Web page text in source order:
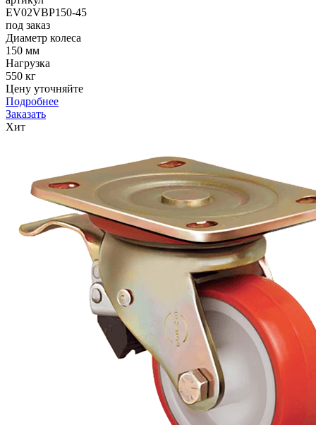
EV02VBP150-45
под заказ
Диаметр колеса
150 мм
Нагрузка
550 кг
Цену уточняйте
Подробнее
Заказать
Хит